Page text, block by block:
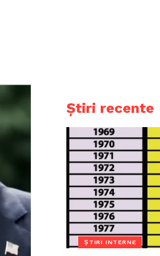
Știri recente
ȘTIRI INTERNE